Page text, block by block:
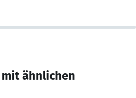
ähnlichen